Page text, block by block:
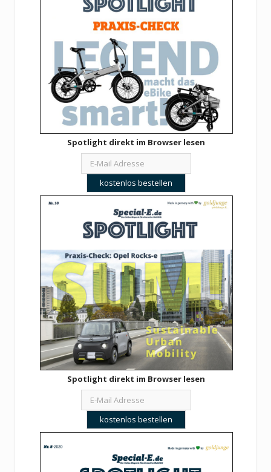
Spotlight direkt im Browser lesen
Spotlight direkt im Browser lesen